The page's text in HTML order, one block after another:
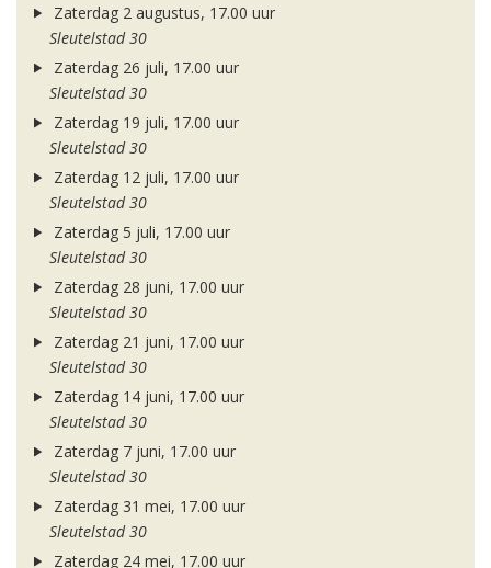
Zaterdag 2 augustus, 17.00 uur
Sleutelstad 30
Zaterdag 26 juli, 17.00 uur
Sleutelstad 30
Zaterdag 19 juli, 17.00 uur
Sleutelstad 30
Zaterdag 12 juli, 17.00 uur
Sleutelstad 30
Zaterdag 5 juli, 17.00 uur
Sleutelstad 30
Zaterdag 28 juni, 17.00 uur
Sleutelstad 30
Zaterdag 21 juni, 17.00 uur
Sleutelstad 30
Zaterdag 14 juni, 17.00 uur
Sleutelstad 30
Zaterdag 7 juni, 17.00 uur
Sleutelstad 30
Zaterdag 31 mei, 17.00 uur
Sleutelstad 30
Zaterdag 24 mei, 17.00 uur